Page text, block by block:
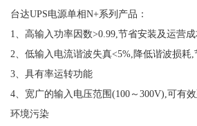
台达UPS电源单相N+系列产品：
1、高输入功率因数>0.99,节省安装及运营成
2、低输入电流谐波失真<5%,降低谐波损耗,
3、具有率运转功能
4、宽广的输入电压范围(100～300V),可有
环境污染